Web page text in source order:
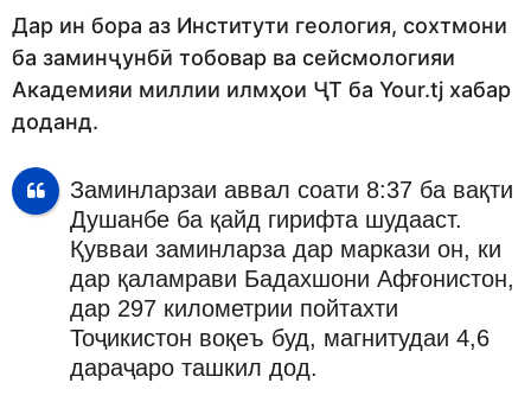
Дар ин бора аз Институти геология, сохтмони
ба заминҷунбӣ тобовар ва сейсмологияи
Академияи миллии илмҳои ҶТ ба Your.tj хабар
доданд.
Заминларзаи аввал соати 8:37 ба вақти
Душанбе ба қайд гирифта шудааст.
Қувваи заминларза дар маркази он, ки
дар қаламрави Бадахшони Афғонистон,
дар 297 километрии пойтахти
Тоҷикистон воқеъ буд, магнитудаи 4,6
дараҷаро ташкил дод.